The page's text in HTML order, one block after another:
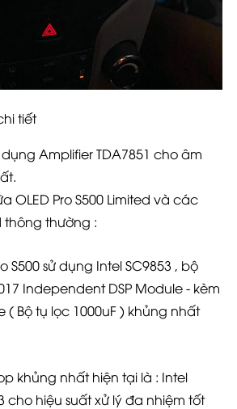
tiết
dụng Amplifier TDA7851 cho âm
OLED Pro S500 Limited và các
thông thường :
S500 sử dụng Intel SC9853 , bộ
Independent DSP Module - kèm
Bộ tụ lọc 1000uF ) khủng nhất
khủng nhất hiện tại là : Intel
cho hiệu suất xử lý đa nhiệm tốt